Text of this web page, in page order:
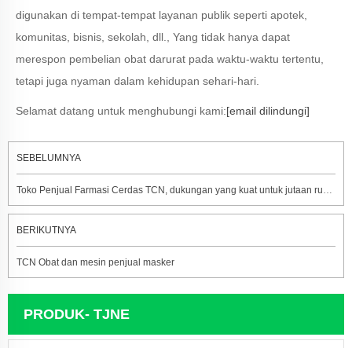
digunakan di tempat-tempat layanan publik seperti apotek,
komunitas, bisnis, sekolah, dll., Yang tidak hanya dapat
merespon pembelian obat darurat pada waktu-waktu tertentu,
tetapi juga nyaman dalam kehidupan sehari-hari.
Selamat datang untuk menghubungi kami:[email dilindungi]
SEBELUMNYA
BERIKUTNYA
TCN Obat dan mesin penjual masker
PRODUK- TJNE